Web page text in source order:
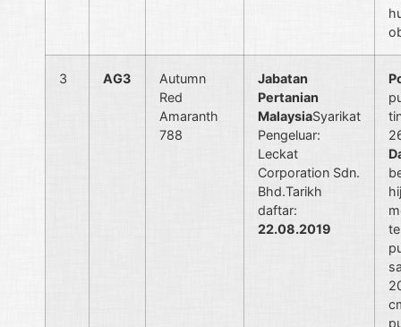
3 AG3
Autumn
Red
Amaranth
788
Jabatan
Pertanian
MalaysiaSyarikat
Pengeluar:
Leckat
Corporation Sdn.
Bhd.Tarikh
daftar:
22.08.2019